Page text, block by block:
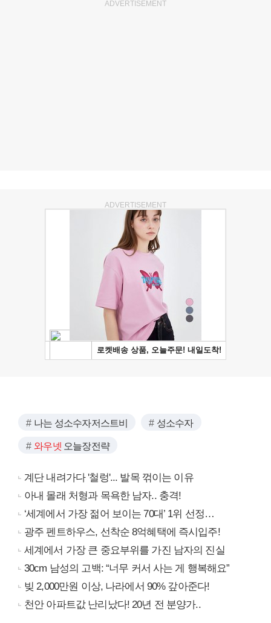
ADVERTISEMENT
ADVERTISEMENT
나는 성소수자저스트비 성소수자
와우넷 오늘장전략
계단 내려가다 '철렁'... 발목 꺾이는 이유
아내 몰래 처형과 목욕한 남자.. 충격!
‘세계에서 가장 젊어 보이는 70대’ 1위 선정…
광주 펜트하우스, 선착순 8억혜택에 즉시입주!
세계에서 가장 큰 중요부위를 가진 남자의 진실
30cm 남성의 고백: “너무 커서 사는 게 행복해요”
빚 2,000만원 이상, 나라에서 90% 갚아준다!
천안 아파트값 난리났다! 20년 전 분양가..